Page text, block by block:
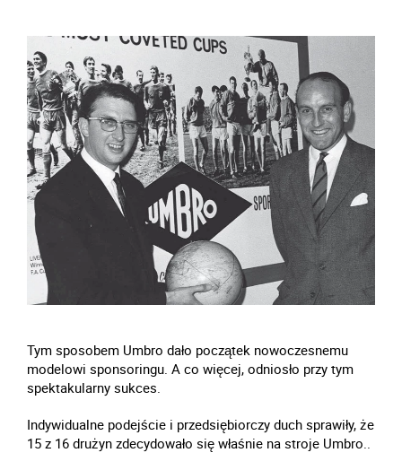
Tym sposobem Umbro dało początek nowoczesnemu
modelowi sponsoringu. A co więcej, odniosło przy tym
spektakularny sukces.
Indywidualne podejście i przedsiębiorczy duch sprawiły, że
15 z 16 drużyn zdecydowało się właśnie na stroje Umbro..